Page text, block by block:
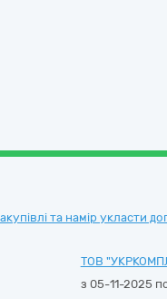
та намір укласти
ТОВ
з 05-11-2025